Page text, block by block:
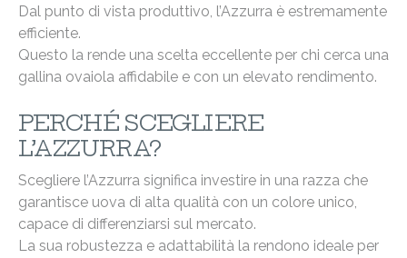
Dal punto di vista produttivo, l’Azzurra è estremamente
efficiente.
Questo la rende una scelta eccellente per chi cerca una
gallina ovaiola affidabile e con un elevato rendimento.
PERCHÉ SCEGLIERE
L’AZZURRA?
Scegliere l’Azzurra significa investire in una razza che
garantisce uova di alta qualità con un colore unico,
capace di differenziarsi sul mercato.
La sua robustezza e adattabilità la rendono ideale per